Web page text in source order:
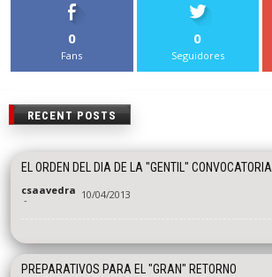
0
Fans
0
Seguidores
RECENT POSTS
EL ORDEN DEL DIA DE LA "GENTIL" CONVOCATORIA
csaavedra
- 10/04/2013
PREPARATIVOS PARA EL "GRAN" RETORNO